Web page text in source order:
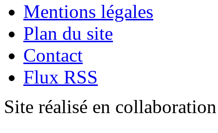
Mentions légales
Plan du site
Contact
Flux RSS
Site réalisé en